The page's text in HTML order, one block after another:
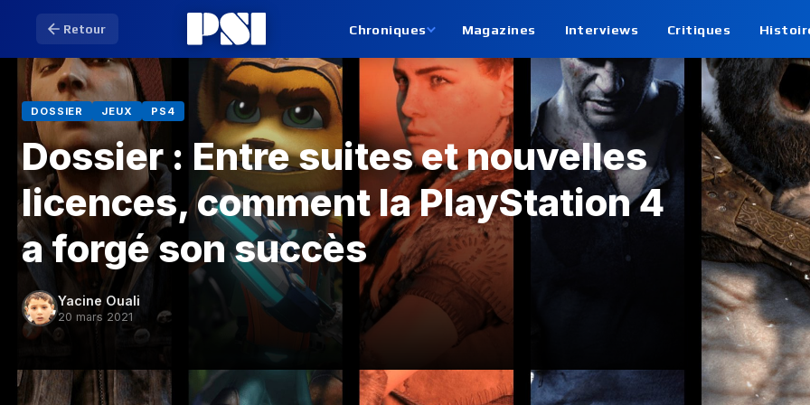
Retour Chroniques Magazines Interviews Critiques
DOSSIER JEUX PS4
Dossier : Entre suites et nouvelles
licences, comment la PlayStation 4
a forgé son succès
Yacine Ouali
20 mars 2021